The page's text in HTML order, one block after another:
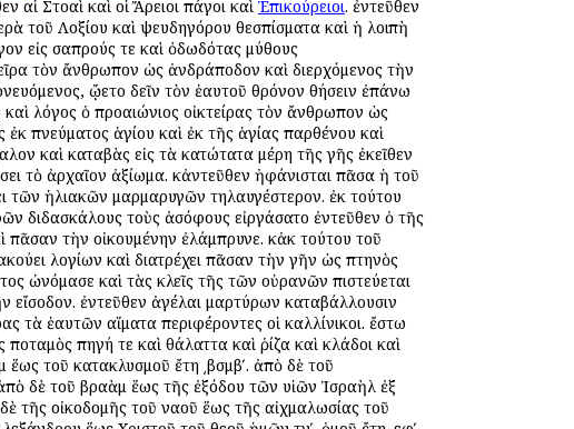
αἱ Στοαὶ καὶ οἱ Ἄρειοι πάγοι καὶ Ἐπικούρειοι. ἐντεῦθεν
τοῦ Λοξίου καὶ ψευδηγόρου θεσπίσματα καὶ ἡ λοιπὴ
εἰς σαπρούς τε καὶ ὀδωδότας μύθους
τὸν ἄνθρωπον ὡς ἀνδράποδον καὶ διερχόμενος τὴν
ᾤετο δεῖν τὸν ἑαυτοῦ θρόνον θήσειν ἐπάνω
λόγος ὁ προαιώνιος οἰκτείρας τὸν ἄνθρωπον ὡς
πνεύματος ἁγίου καὶ ἐκ τῆς ἁγίας παρθένου καὶ
καὶ καταβὰς εἰς τὰ κατώτατα μέρη τῆς γῆς ἐκεῖθεν
τὸ ἀρχαῖον ἀξίωμα. κἀντεῦθεν ἠφάνισται πᾶσα ἡ τοῦ
τῶν ἡλιακῶν μαρμαρυγῶν τηλαυγέστερον. ἐκ τούτου
διδασκάλους τοὺς ἀσόφους εἰργάσατο ἐντεῦθεν ὁ τῆς
τὴν οἰκουμένην ἐλάμπρυνε. κἀκ τούτου τοῦ
λογίων καὶ διατρέχει πᾶσαν τὴν γῆν ὡς πτηνὸς
ὠνόμασε καὶ τὰς κλεῖς τῆς τῶν οὐρανῶν πιστεύεται
εἴσοδον. ἐντεῦθεν ἀγέλαι μαρτύρων καταβάλλουσιν
τὰ ἑαυτῶν αἵματα περιφέροντες οἱ καλλίνικοι. ἔστω
πηγή τε καὶ θάλαττα καὶ ῥίζα καὶ κλάδοι καὶ
τοῦ κατακλυσμοῦ ἔτη ͵βσμβʹ. ἀπὸ δὲ τοῦ
δὲ τοῦ Ἀβραὰμ ἕως τῆς ἐξόδου τῶν υἱῶν Ἰσραὴλ ἐξ
τῆς οἰκοδομῆς τοῦ ναοῦ ἕως τῆς αἰχμαλωσίας τοῦ